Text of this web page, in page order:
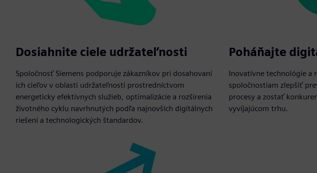
Dosiahnite ciele udržateľnosti
Spoločnosť Siemens podporuje zákazníkov pri dosahovaní
ich cieľov v oblasti udržateľnosti prostredníctvom
energeticky efektívnych služieb, optimalizácie a rozšírenia
životného cyklu navrhnutých podľa najnovších digitálnych
riešení a technologických štandardov.
Poháňajte
Inovatívne technológie a
spoločnostiam zlepšiť
procesy a zostať
vyvíjajúcom trhu.